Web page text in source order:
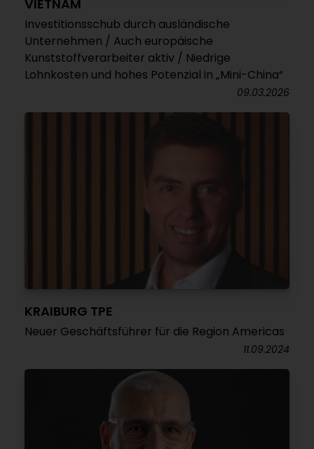
VIETNAM
Investitionsschub durch ausländische
Unternehmen / Auch europäische
Kunststoffverarbeiter aktiv / Niedrige
Lohnkosten und hohes Potenzial in „Mini-China“
09.03.2026
KRAIBURG TPE
Neuer Geschäftsführer für die Region Americas
11.09.2024